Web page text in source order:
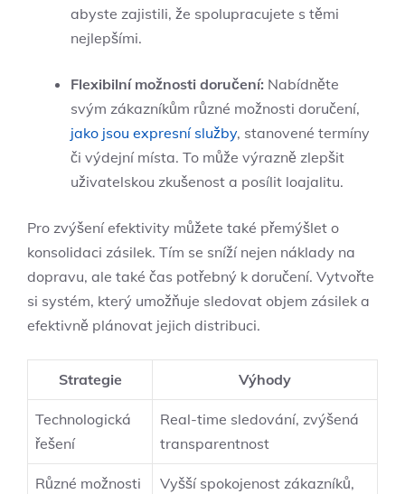
‌abyste zajistili, že spolupracujete s ‌těmi
nejlepšími.
Flexibilní možnosti‍ doručení: Nabídněte
svým zákazníkům různé možnosti doručení,
jako jsou expresní služby, stanovené termíny
či ⁤výdejní⁣ místa. To může výrazně zlepšit
uživatelskou zkušenost a​ posílit loajalitu.
Pro‍ zvýšení efektivity můžete⁤ také přemýšlet o
⁤konsolidaci zásilek.​ Tím se‌ sníží‌ nejen náklady na
dopravu, ​ale⁢ také čas potřebný ⁤k doručení. Vytvořte
si systém, který umožňuje sledovat objem zásilek ⁣a
efektivně‍ plánovat jejich⁣ distribuci.
Strategie Výhody
Technologická
řešení
Real-time sledování, zvýšená‍
transparentnost
Různé ​možnosti⁢
Vyšší spokojenost ⁢zákazníků,